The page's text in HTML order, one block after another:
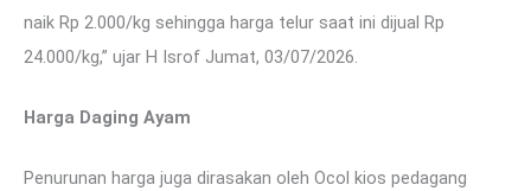
naik Rp 2.000/kg sehingga harga telur saat ini dijual Rp
24.000/kg,” ujar H Isrof Jumat, 03/07/2026.
Harga Daging Ayam
Penurunan harga juga dirasakan oleh Ocol kios pedagang